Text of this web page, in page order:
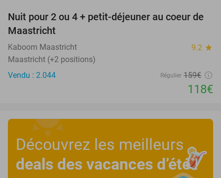
26%
Nuit pour 2 ou 4 + petit-déjeuner au coeur de
Maastricht
Kaboom Maastricht 9.2 star
Maastricht (+2 positions)
Vendu : 2.044
Régulier 159€
118€
Découvrez les meilleurs
deals des vacances d’été!